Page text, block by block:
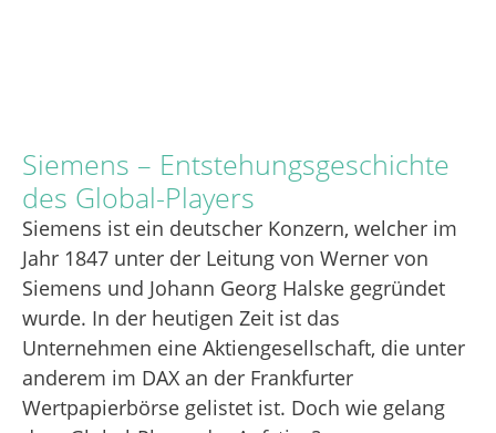
Siemens – Entstehungsgeschichte
des Global-Players
Siemens ist ein deutscher Konzern, welcher im
Jahr 1847 unter der Leitung von Werner von
Siemens und Johann Georg Halske gegründet
wurde. In der heutigen Zeit ist das
Unternehmen eine Aktiengesellschaft, die unter
anderem im DAX an der Frankfurter
Wertpapierbörse gelistet ist. Doch wie gelang